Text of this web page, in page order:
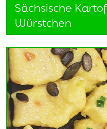
Sächsische
Würstchen